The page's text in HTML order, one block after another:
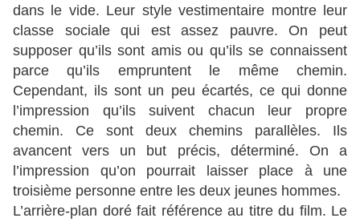
dans le vide. Leur style vestimentaire montre leur
classe sociale qui est assez pauvre. On peut
supposer qu’ils sont amis ou qu’ils se connaissent
parce qu’ils empruntent le même chemin.
Cependant, ils sont un peu écartés, ce qui donne
l’impression qu’ils suivent chacun leur propre
chemin. Ce sont deux chemins parallèles. Ils
avancent vers un but précis, déterminé. On a
l’impression qu’on pourrait laisser place à une
troisième personne entre les deux jeunes hommes.
L’arrière-plan doré fait référence au titre du film. Le